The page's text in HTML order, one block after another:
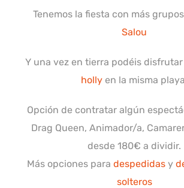
Tenemos la fiesta con más
Salou
Y una vez en tierra podéis
holly en la misma
Opción de contratar algún
Drag Queen, Animador/a,
desde 180€ a dividir.
Más opciones para despedidas y
solteros